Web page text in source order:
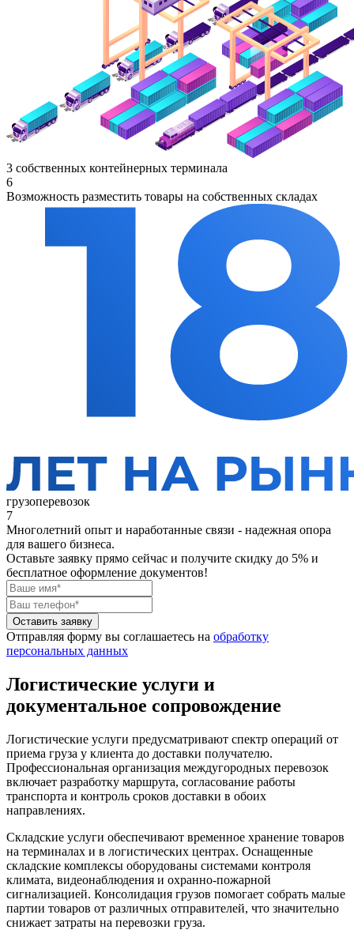
3 собственных контейнерных терминала
6
Возможность разместить товары на собственных складах
грузоперевозок
7
Многолетний опыт и наработанные связи - надежная опора
для вашего бизнеса.
Оставьте заявку прямо сейчас и получите скидку до 5% и
бесплатное оформление документов!
Оставить заявку
Отправляя форму вы соглашаетесь на обработку
персональных данных
Логистические услуги и
документальное сопровождение
Логистические услуги предусматривают спектр операций от
приема груза у клиента до доставки получателю.
Профессиональная организация междугородных перевозок
включает разработку маршрута, согласование работы
транспорта и контроль сроков доставки в обоих
направлениях.
Складские услуги обеспечивают временное хранение товаров
на терминалах и в логистических центрах. Оснащенные
складские комплексы оборудованы системами контроля
климата, видеонаблюдения и охранно-пожарной
сигнализацией. Консолидация грузов помогает собрать малые
партии товаров от различных отправителей, что значительно
снижает затраты на перевозки груза.